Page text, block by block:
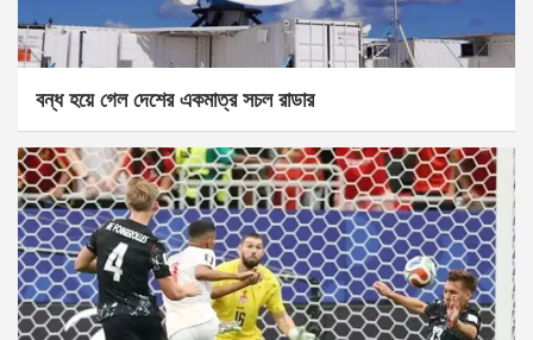
বন্ধ হয়ে গেল দেশের একমাত্র সচল রাডার